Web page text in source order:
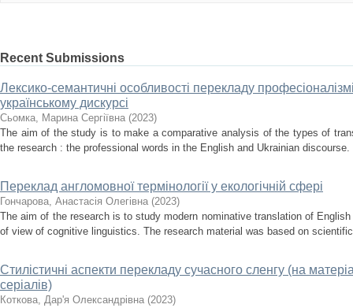
Recent Submissions
Лексико-семантичні особливості перекладу
українському дискурсі
Сьомка, Марина Сергіївна (2023)
The aim of the study is to make a comparative analysis of the types of
the research : the professional words in the English and Ukrainian
Переклад англомовної термінології у екологічній сфері
Гончарова, Анастасія Олегівна (2023)
The aim of the research is to study modern nominative translation of
of view of cognitive linguistics. The research material was based on
Стилістичні аспекти перекладу сучасного сленгу (на
серіалів)
Коткова, Дар'я Олександрівна (2023)